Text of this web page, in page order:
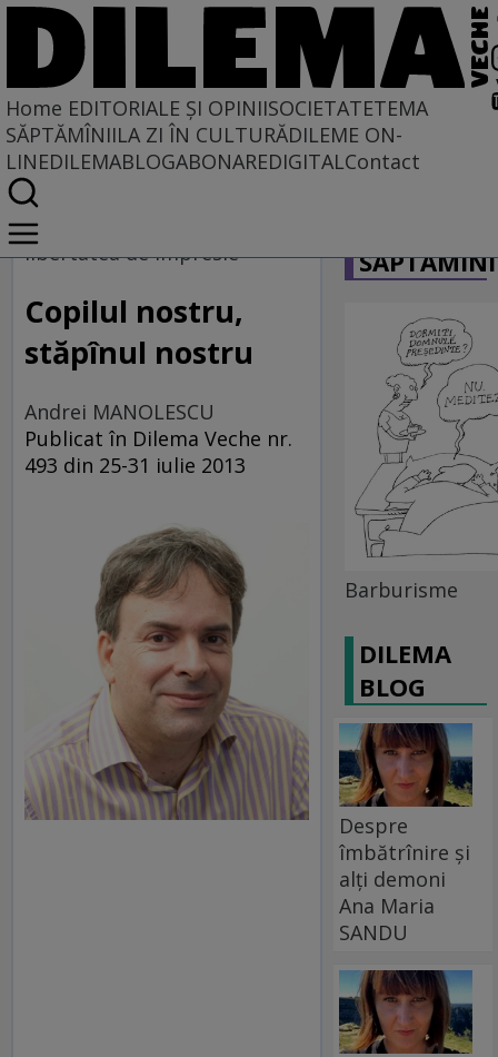
Home EDITORIALE ȘI OPINIISOCIETATETEMA
SĂPTĂMÎNIILA ZI ÎN CULTURĂDILEME ON-
LINEDILEMABLOGABONAREDIGITALContact
Home
EDITORIALE ȘI OPINII
libertatea de impresie
Copilul nostru,
stăpînul nostru
Andrei MANOLESCU
Publicat în Dilema Veche nr.
493 din 25-31 iulie 2013
Barburisme
DILEMA
BLOG
Despre
îmbătrînire și
alți demoni
Ana Maria
SANDU